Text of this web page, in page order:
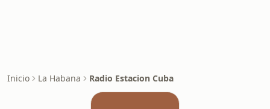
Inicio La Habana Radio Estacion Cuba